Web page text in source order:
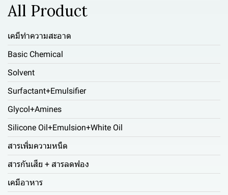
All Product
เคมีทำความสะอาด
Basic Chemical
Solvent
Surfactant+Emulsifier
Glycol+Amines
Silicone Oil+Emulsion+White Oil
สารเพิ่มความหนืด
สารกันเสีย + สารลดฟอง
เคมีอาหาร